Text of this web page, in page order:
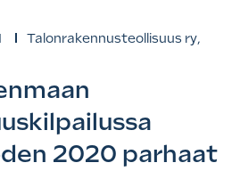
Talonrakennusteollisuus ry,
2020 parhaat